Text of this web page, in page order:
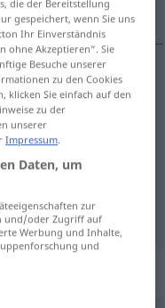
,
die der Bereitstellung
gespeichert, wenn Sie uns
Ihr Einverständnis
ohne Akzeptieren“. Sie
Besuche unserer
zu den Cookies
klicken Sie einfach auf den
zu der
unserer
Impressum.
Daten, um
zur
und/oder Zugriff auf
Werbung und Inhalte,
und